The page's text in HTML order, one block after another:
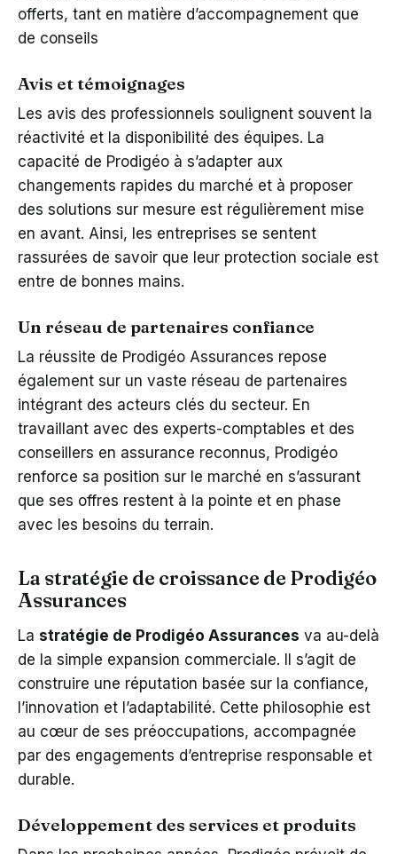
offerts, tant en matière d’accompagnement que
de conseils
Avis et témoignages
Les avis des professionnels soulignent souvent la
réactivité et la disponibilité des équipes. La
capacité de Prodigéo à s’adapter aux
changements rapides du marché et à proposer
des solutions sur mesure est régulièrement mise
en avant. Ainsi, les entreprises se sentent
rassurées de savoir que leur protection sociale est
entre de bonnes mains.
Un réseau de partenaires confiance
La réussite de Prodigéo Assurances repose
également sur un vaste réseau de partenaires
intégrant des acteurs clés du secteur. En
travaillant avec des experts-comptables et des
conseillers en assurance reconnus, Prodigéo
renforce sa position sur le marché en s’assurant
que ses offres restent à la pointe et en phase
avec les besoins du terrain.
La stratégie de croissance de Prodigéo
Assurances
La stratégie de Prodigéo Assurances va au-delà
de la simple expansion commerciale. Il s’agit de
construire une réputation basée sur la confiance,
l’innovation et l’adaptabilité. Cette philosophie est
au cœur de ses préoccupations, accompagnée
par des engagements d’entreprise responsable et
durable.
Développement des services et produits